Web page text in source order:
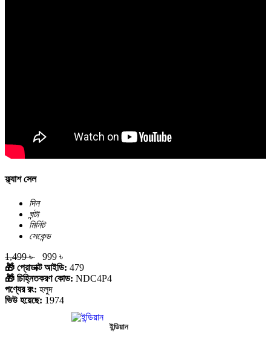
ফ্ল্যাশ সেল
দিন
ঘন্টা
মিনিট
সেকেন্ড
1,499 ৳
999 ৳
🎁 প্রোডাক্ট আইডি: 479
🎁 চিহ্নিতকরণ কোড: NDC4P4
পণ্যের রং: হলুদ
ভিউ হয়েছে: 1974
ইন্ডিয়ান